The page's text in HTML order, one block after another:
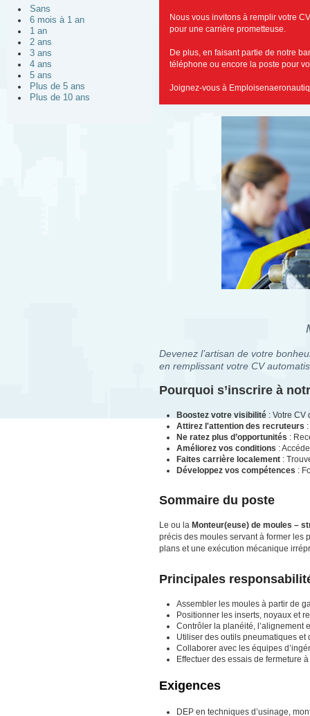
Sans
6 mois à 1 an
1 an
2 ans
3 ans
4 ans
5 ans
Plus de 5 ans
Plus de 10 ans
Nous vous invitons à remplir votre
pour une carrière prometteuse.
De plus, en faisant partie de notre
téléphone ou encore la poste pour
Joignez-vous à
Devenez l’artisan de votre
en remplissant votre CV
Pourquoi s’inscrire à
Boostez votre visibilité : Votre CV
Attirez l'attention des recruteurs
Ne ratez plus d’opportunités :
Améliorez vos conditions :
Faites carrière localement :
Développez vos compétences :
Sommaire du poste
Le ou la Monteur(euse) de moules –
précis des moules servant à former les
plans et une exécution mécanique
Principales
Assembler les moules à partir de
Positionner les inserts, noyaux et
Contrôler la planéité, l’alignement
Utiliser des outils pneumatiques et
Collaborer avec les équipes
Effectuer des essais de fermeture
Exigences
DEP en techniques d’usinage,